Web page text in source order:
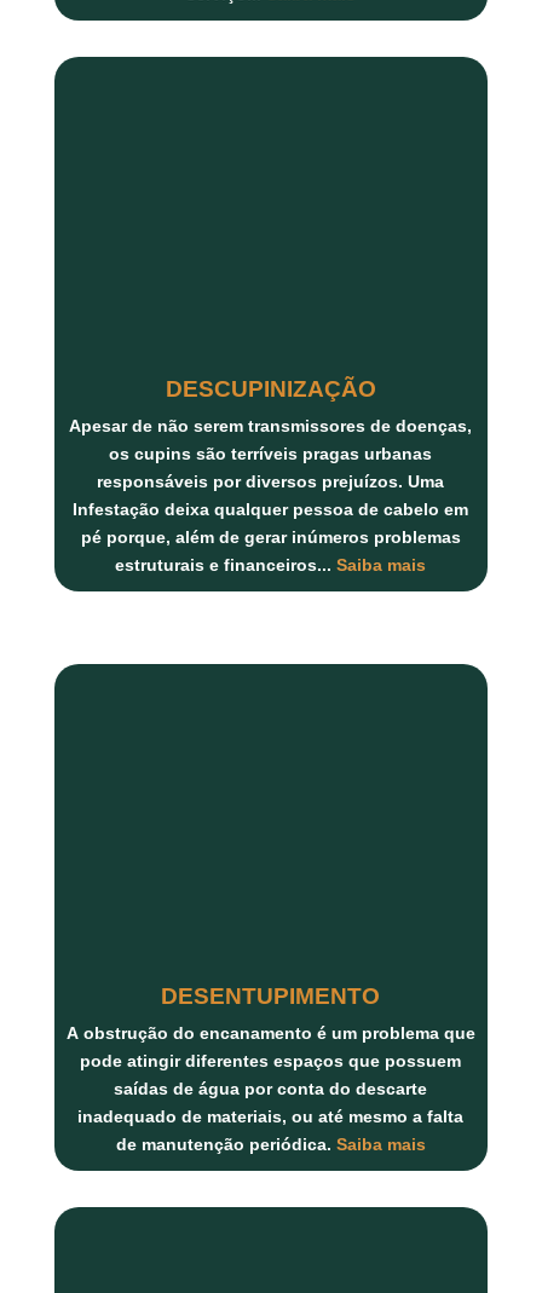
DESCUPINIZAÇÃO
Apesar de não serem transmissores de doenças,
os cupinssão terríveis pragas urbanas
responsáveis por diversos prejuízos. Uma
Infestação deixa qualquer pessoa de cabelo em
pé porque, além de gerar inúmeros problemas
estruturais e financeiros...Saiba mais
DESENTUPIMENTO
A obstrução do encanamento é um problema que
pode atingir diferentes espaços que possuem
saídas de água por conta do descarte
inadequado de materiais, ou até mesmo a falta
de manutenção periódica. Saiba mais